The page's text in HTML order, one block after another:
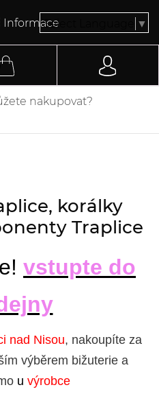
InformaceSelect Language ▼
nakupovat?
korálky
Traplice
vstupte do
nad Nisou, nakoupíte za
výběrem bižuterie a
u výrobce